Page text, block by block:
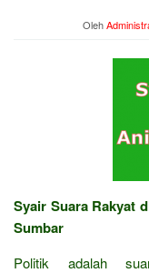
Oleh
Syair Suara Rakyat
Sumbar
Politik adalah